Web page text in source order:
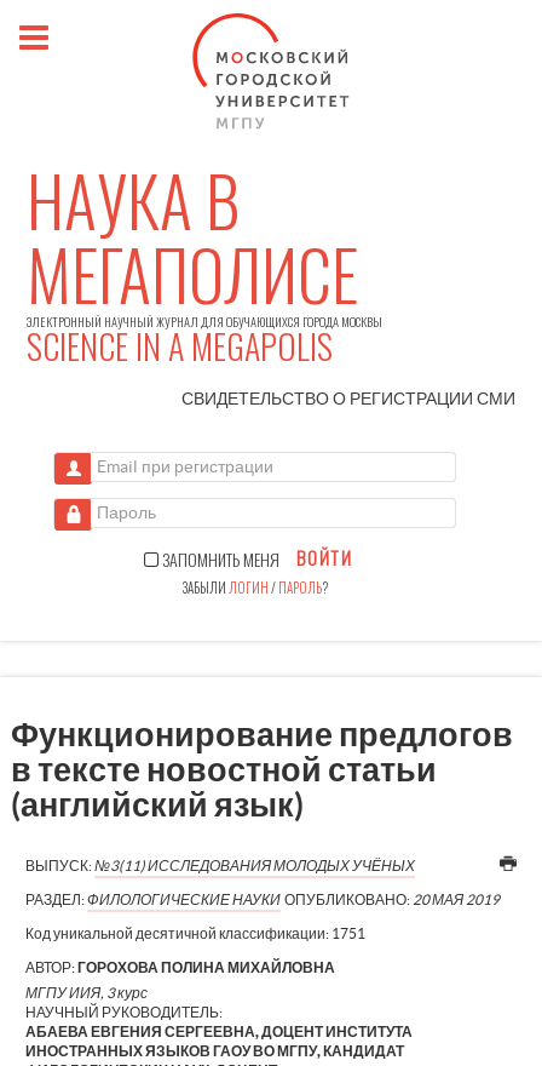
НАУКА В
МЕГАПОЛИСЕ
ЭЛЕКТРОННЫЙ НАУЧНЫЙ ЖУРНАЛ ДЛЯ ОБУЧАЮЩИХСЯ ГОРОДА МОСКВЫ
SCIENCE IN A MEGAPOLIS
СВИДЕТЕЛЬСТВО О РЕГИСТРАЦИИСМИ
Email при регистрации
Пароль
ЗАПОМНИТЬ МЕНЯ ВОЙТИ
ЗАБЫЛИ ЛОГИН/ПАРОЛЬ?
Функционирование предлогов
в тексте новостной статьи
(английский язык)
ВЫПУСК:№3(11) ИССЛЕДОВАНИЯ МОЛОДЫХ УЧЁНЫХ
РАЗДЕЛ:ФИЛОЛОГИЧЕСКИЕ НАУКИ ОПУБЛИКОВАНО: 20 МАЯ 2019
Код уникальной десятичной классификации: 1751
АВТОР:ГОРОХОВА ПОЛИНА МИХАЙЛОВНА
МГПУ ИИЯ, 3 курс
НАУЧНЫЙ РУКОВОДИТЕЛЬ:
АБАЕВА ЕВГЕНИЯ СЕРГЕЕВНА, ДОЦЕНТ ИНСТИТУТА
ИНОСТРАННЫХ ЯЗЫКОВ ГАОУ ВО МГПУ, КАНДИДАТ